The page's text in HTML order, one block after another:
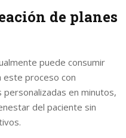
de planes
puede consumir
este proceso con
en minutos,
del paciente sin